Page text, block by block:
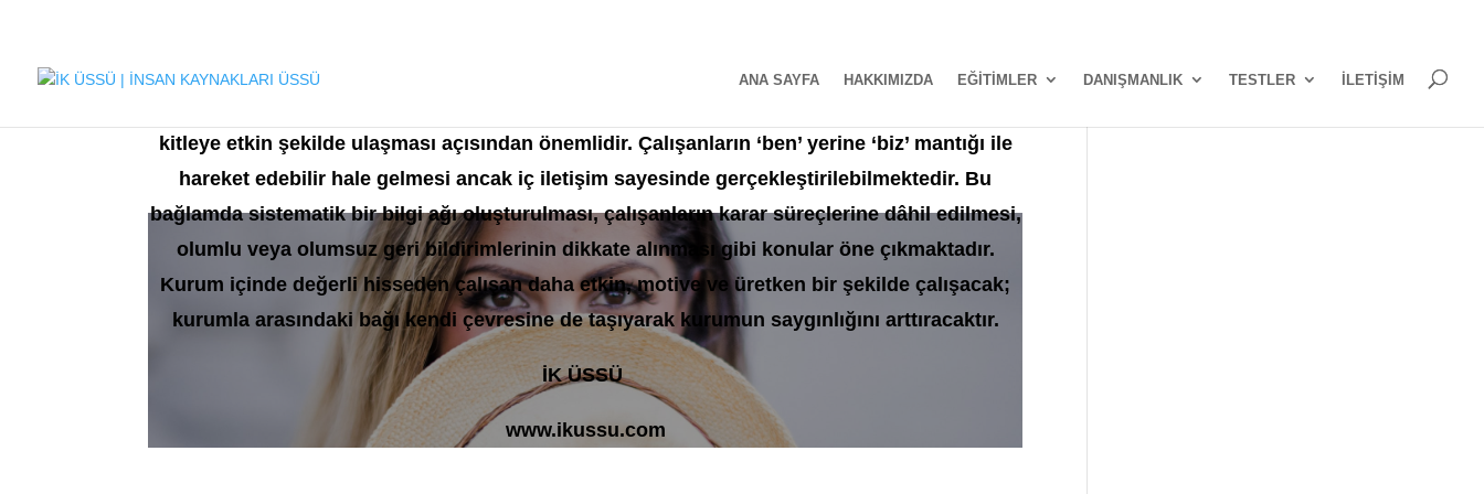
ANA SAYFA HAKKIMIZDA EĞİTİMLER DANIŞMANLIK TESTLER İLETİŞİM
Kurum İçi İletişim
kitleye etkin şekilde ulaşması açısından önemlidir. Çalışanların ‘ben’ yerine ‘biz’ mantığı ile
hareket edebilir hale gelmesi ancak iç iletişim sayesinde gerçekleştirilebilmektedir. Bu
bağlamda sistematik bir bilgi ağı oluşturulması, çalışanların karar süreçlerine dâhil edilmesi,
olumlu veya olumsuz geri bildirimlerinin dikkate alınması gibi konular öne çıkmaktadır.
Kurum içinde değerli hisseden çalışan daha etkin, motive ve üretken bir şekilde çalışacak;
kurumla arasındaki bağı kendi çevresine de taşıyarak kurumun saygınlığını arttıracaktır.
İK ÜSSÜ
www.ikussu.com